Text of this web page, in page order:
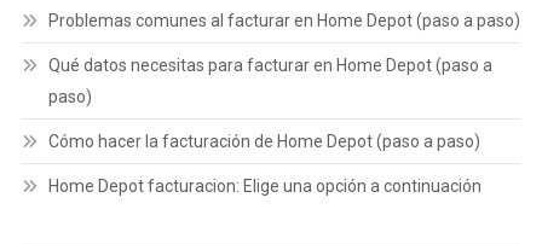
Problemas comunes al facturar en Home Depot (paso a paso)
Qué datos necesitas para facturar en Home Depot (paso a
paso)
Cómo hacer la facturación de Home Depot (paso a paso)
Home Depot facturacion: Elige una opción a continuación